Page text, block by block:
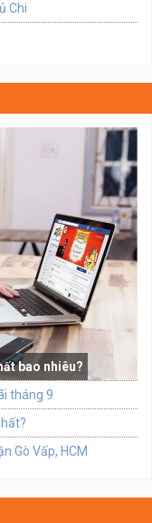
Chi
bao nhiêu?
tháng 9
Gò Vấp, HCM